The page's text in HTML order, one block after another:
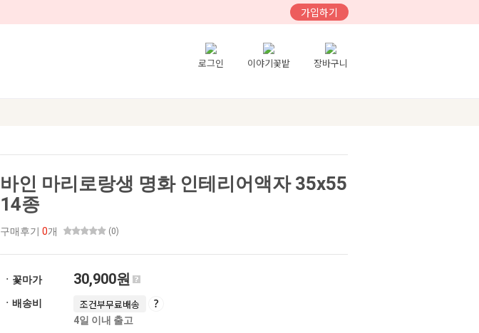
가입하기
로그인 이야기꽃밭 장바구니
바인 마리로랑생 명화 인테리어액자 35x55
14종
구매후기 0개 (0)
ㆍ꽃마가 30,900원
ㆍ배송비 조건부무료배송
4일 이내 출고